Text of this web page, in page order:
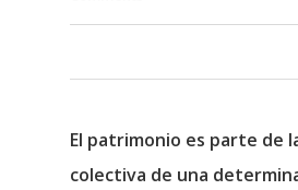
El patrimonio es parte de
colectiva de una